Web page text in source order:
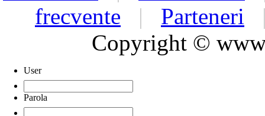
frecvente | Parteneri
Copyright ©
User
Parola